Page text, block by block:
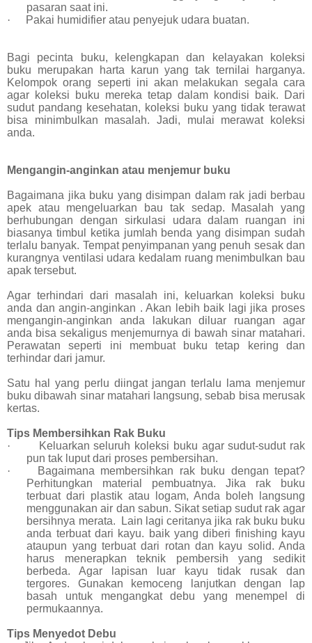
pasaran saat ini.
·
Pakai humidifier atau penyejuk udara buatan.
Bagi pecinta buku, kelengkapan dan kelayakan koleksi
buku merupakan harta karun yang tak ternilai harganya.
Kelompok orang seperti ini akan melakukan segala cara
agar koleksi buku mereka tetap dalam kondisi baik. Dari
sudut pandang kesehatan, koleksi buku yang tidak terawat
bisa minimbulkan masalah. Jadi, mulai merawat koleksi
anda.
Mengangin-anginkan atau menjemur buku
Bagaimana jika buku yang disimpan dalam rak jadi berbau
apek atau mengeluarkan bau tak sedap. Masalah yang
berhubungan dengan sirkulasi udara dalam ruangan ini
biasanya timbul ketika jumlah benda yang disimpan sudah
terlalu banyak. Tempat penyimpanan yang penuh sesak dan
kurangnya ventilasi udara kedalam ruang menimbulkan bau
apak tersebut.
Agar terhindari dari masalah ini, keluarkan koleksi buku
anda dan angin-anginkan . Akan lebih baik lagi jika proses
mengangin-anginkan anda lakukan diluar ruangan agar
anda bisa sekaligus menjemurnya di bawah sinar matahari.
Perawatan seperti ini membuat buku tetap kering dan
terhindar dari jamur.
Satu hal yang perlu diingat jangan terlalu lama menjemur
buku dibawah sinar matahari langsung, sebab bisa merusak
kertas.
Tips Membersihkan Rak Buku
·
Keluarkan seluruh koleksi buku agar sudut-sudut rak
pun tak luput dari proses pembersihan.
·
Bagaimana membersihkan rak buku dengan tepat?
Perhitungkan material pembuatnya. Jika rak buku
terbuat dari plastik atau logam, Anda boleh langsung
menggunakan air dan sabun. Sikat setiap sudut rak agar
bersihnya merata. Lain lagi ceritanya jika rak buku buku
anda terbuat dari kayu. baik yang diberi finishing kayu
ataupun yang terbuat dari rotan dan kayu solid. Anda
harus menerapkan teknik pembersih yang sedikit
berbeda. Agar lapisan luar kayu tidak rusak dan
tergores. Gunakan kemoceng lanjutkan dengan lap
basah untuk mengangkat debu yang menempel di
permukaannya.
Tips Menyedot Debu